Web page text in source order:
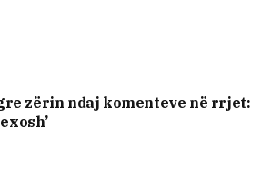
zërin ndaj komenteve në rrjet: